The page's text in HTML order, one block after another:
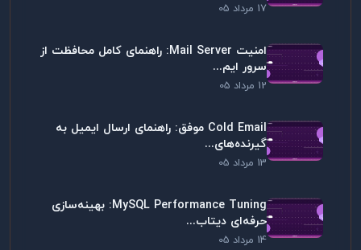
17 مرداد 05
امنیت Mail Server: راهنمای کامل محافظت از
سرور ایم...
12 مرداد 05
Cold Email موفق: راهنمای ارسال ایمیل به
گیرنده‌های...
13 مرداد 05
MySQL Performance Tuning: بهینه‌سازی
حرفه‌ای دیتاب...
14 مرداد 05